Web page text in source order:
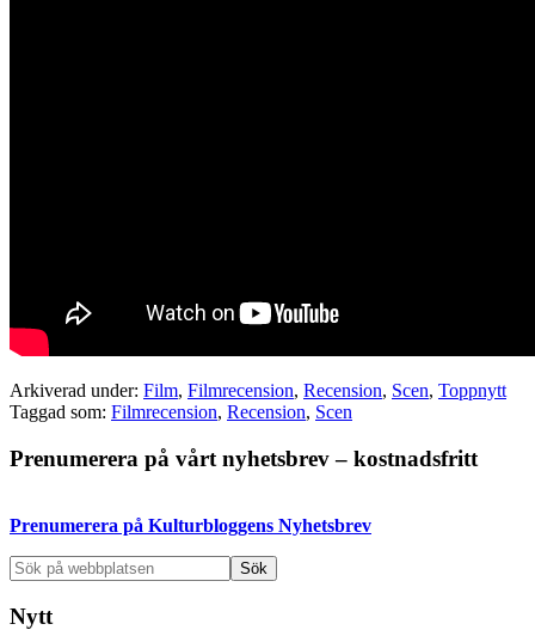
Arkiverad under: Film, Filmrecension, Recension, Scen, Toppnytt
Taggad som: Filmrecension, Recension, Scen
Primärt
Prenumerera på vårt nyhetsbrev – kostnadsfritt
Prenumerera på Kulturbloggens Nyhetsbrev
Sök
på
webbplatsen
Nytt